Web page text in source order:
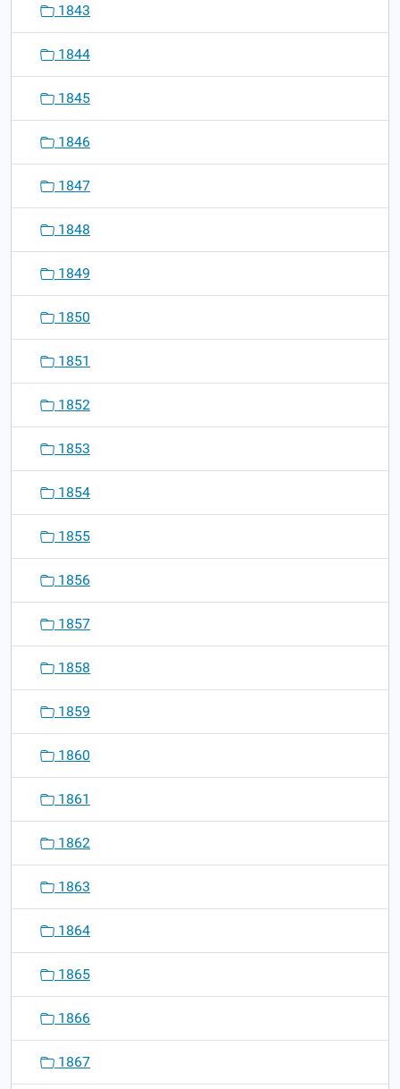
1843
1844
1845
1846
1847
1848
1849
1850
1851
1852
1853
1854
1855
1856
1857
1858
1859
1860
1861
1862
1863
1864
1865
1866
1867